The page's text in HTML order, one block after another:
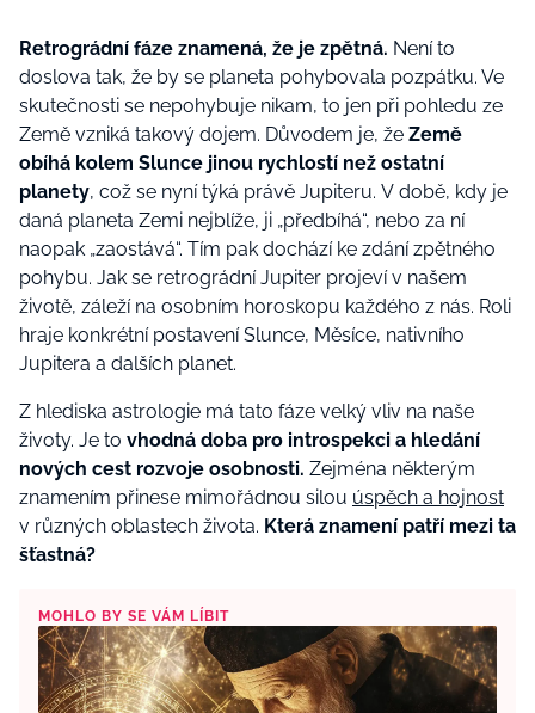
Retrográdní fáze znamená, že je zpětná. Není to
doslova tak, že by se planeta pohybovala pozpátku. Ve
skutečnosti se nepohybuje nikam, to jen při pohledu ze
Země vzniká takový dojem. Důvodem je, že Země
obíhá kolem Slunce jinou rychlostí než ostatní
planety, což se nyní týká právě Jupiteru. V době, kdy je
daná planeta Zemi nejblíže, ji „předbíhá“, nebo za ní
naopak „zaostává“. Tím pak dochází ke zdání zpětného
pohybu. Jak se retrográdní Jupiter projeví v našem
životě, záleží na osobním horoskopu každého z nás. Roli
hraje konkrétní postavení Slunce, Měsíce, nativního
Jupitera a dalších planet.
Z hlediska astrologie má tato fáze velký vliv na naše
životy. Je to vhodná doba pro introspekci a hledání
nových cest rozvoje osobnosti. Zejména některým
znamením přinese mimořádnou silou úspěch a hojnost
v různých oblastech života. Která znamení patří mezi ta
šťastná?
MOHLO BY SE VÁM LÍBIT